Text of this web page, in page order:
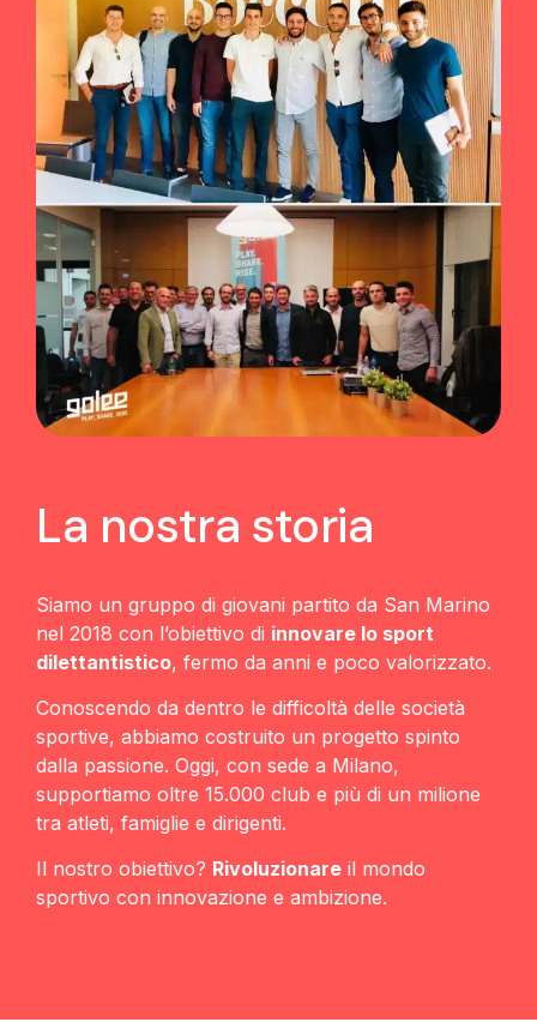
La nostra storia
Siamo un gruppo di giovani partito da San Marino
nel 2018 con l’obiettivo di innovare lo sport
dilettantistico, fermo da anni e poco valorizzato.
Conoscendo da dentro le difficoltà delle società
sportive, abbiamo costruito un progetto spinto
dalla passione. Oggi, con sede a Milano,
supportiamo oltre 15.000 club e più di un milione
tra atleti, famiglie e dirigenti.
Il nostro obiettivo? Rivoluzionare il mondo
sportivo con innovazione e ambizione.